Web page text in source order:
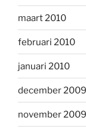
maart 2010
februari 2010
januari 2010
december 2009
november 2009